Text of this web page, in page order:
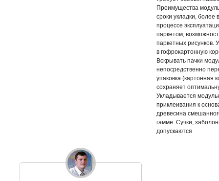
Преимущества
сроки укладки, более
процессе
паркетом,
паркетных рисунков.
в гофрокартонную
Вскрывать пачки
непосредственно
упаковка (картонная
сохраняет
Укладывается
приклеивания к
древесина
гамме. Сучки,
допускаются